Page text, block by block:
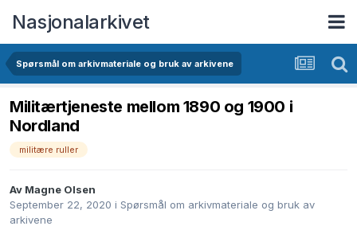
Nasjonalarkivet
Spørsmål om arkivmateriale og bruk av arkivene
Militærtjeneste mellom 1890 og 1900 i
Nordland
militære ruller
Av Magne Olsen
September 22, 2020 i Spørsmål om arkivmateriale og bruk av
arkivene